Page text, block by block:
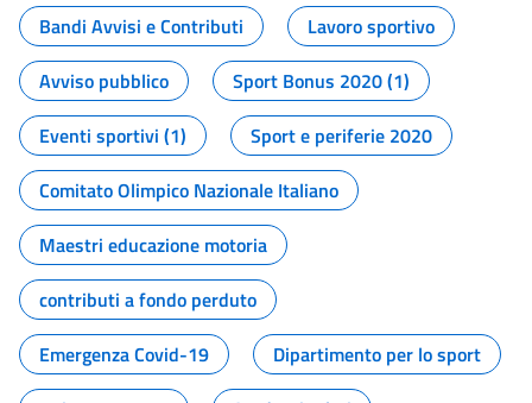
Bandi Avvisi e Contributi
Lavoro sportivo
Avviso pubblico
Sport Bonus 2020 (1)
Eventi sportivi (1)
Sport e periferie 2020
Comitato Olimpico Nazionale Italiano
Maestri educazione motoria
contributi a fondo perduto
Emergenza Covid-19
Dipartimento per lo sport